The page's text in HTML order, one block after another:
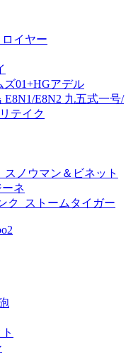
イヤー
ズ01+HGアデル
E8N2 九五式一号/
テイク
スノウマン＆ビネット
ネ
ク_ストームタイガー